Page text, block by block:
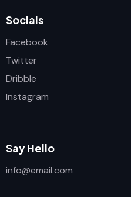
Socials
Facebook
Twitter
Dribble
Instagram
Say Hello
info@email.com